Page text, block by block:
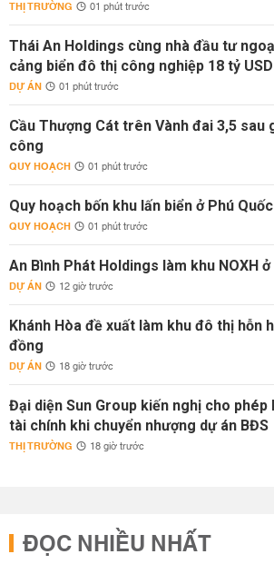
THỊ TRƯỜNG 01 phút trước
Thái An Holdings cùng nhà đầu tư
cảng biển đô thị công nghiệp 18 tỷ
DỰ ÁN 01 phút trước
Cầu Thượng Cát trên Vành đai 3,5 sau
công
QUY HOẠCH 01 phút trước
Quy hoạch bốn khu lấn biển ở Phú Quốc
QUY HOẠCH 01 phút trước
An Bình Phát Holdings làm khu NOXH
DỰ ÁN 12 giờ trước
Khánh Hòa đề xuất làm khu đô thị hỗn
đồng
DỰ ÁN 18 giờ trước
Đại diện Sun Group kiến nghị cho phép
tài chính khi chuyển nhượng dự án BĐS
THỊ TRƯỜNG 18 giờ trước
ĐỌC NHIỀU NHẤT